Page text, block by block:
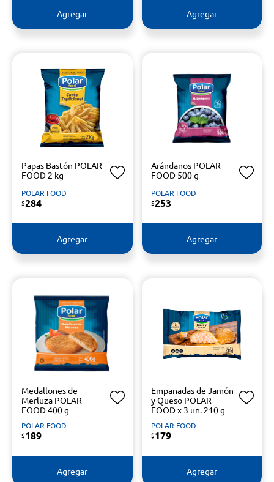
Agregar Agregar
Papas Bastón POLAR
FOOD 2 kg
POLAR FOOD
$284
Agregar
Arándanos POLAR
FOOD 500 g
POLAR FOOD
$253
Agregar
Medallones de
Merluza POLAR
FOOD 400 g
POLAR FOOD
$189
Agregar
Empanadas de Jamón
y Queso POLAR
FOOD x 3 un. 210 g
POLAR FOOD
$179
Agregar